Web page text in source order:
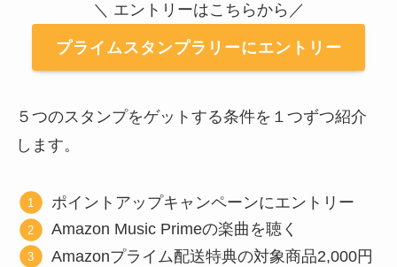
＼ エントリーはこちらから／
プライムスタンプラリーにエントリー
５つのスタンプをゲットする条件を１つずつ紹介
します。
ポイントアップキャンペーンにエントリー
Amazon Music Primeの楽曲を聴く
Amazonプライム配送特典の対象商品2,000円